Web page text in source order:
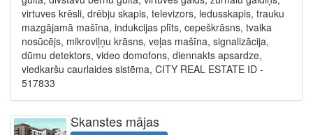
virtuves krēsli, drēbju skapis, televizors, ledusskapis, trauku
mazgājamā mašīna, indukcijas plīts, cepeškrāsns, tvaika
nosūcējs, mikroviļņu krāsns, veļas mašīna, signalizācija,
dūmu detektors, video domofons, diennakts apsardze,
viedkaršu caurlaides sistēma, CITY REAL ESTATE ID -
517833
Skanstes mājas